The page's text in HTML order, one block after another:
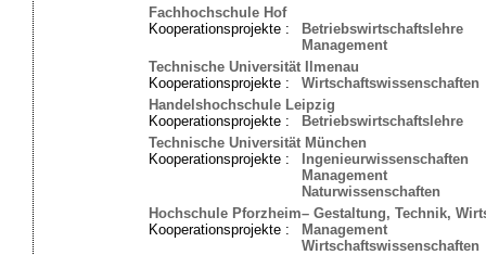
Fachhochschule Hof
Kooperationsprojekte :
Betriebswirtschaftslehre
Management
Technische Universität Ilmenau
Kooperationsprojekte :
Wirtschaftswissenschaften
Handelshochschule Leipzig
Kooperationsprojekte :
Betriebswirtschaftslehre
Technische Universität München
Kooperationsprojekte :
Ingenieurwissenschaften
Management
Naturwissenschaften
Hochschule Pforzheim– Gestaltung, Technik,
Kooperationsprojekte :
Management
Wirtschaftswissenschaften